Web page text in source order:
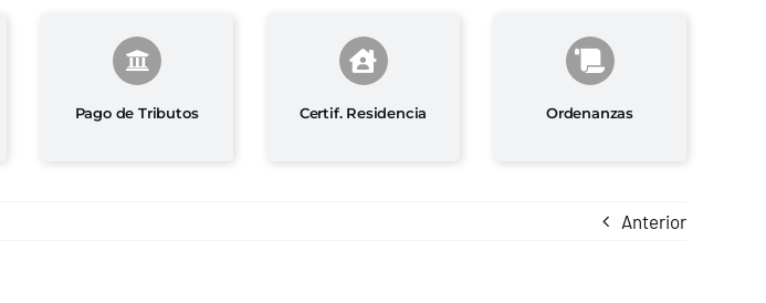
Pago de Tributos Certif. Residencia Ordenanzas
Anterior